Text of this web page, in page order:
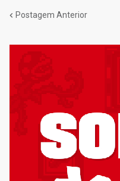
Postagem Anterior